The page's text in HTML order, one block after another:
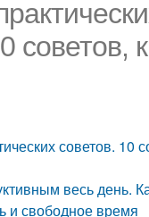
советов,
советов. 10
весь день.
и свободное время